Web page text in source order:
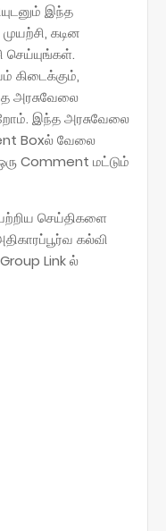
இந்த
கடின
செய்யுங்கள்.
கிடைக்கும்,
அரசுவேலை
இந்த அரசுவேலை
Boxல் வேலை
Comment மட்டும்
செய்திகளை
கல்வி
Link ல்